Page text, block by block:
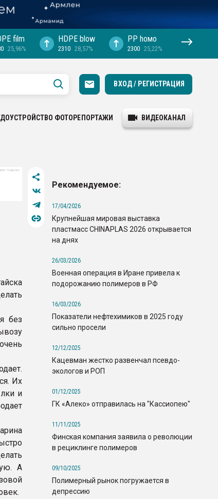
film
25,96%
HDPE blow
2310 28,57%
PP hомо
2300 25,22%
ВХОД / РЕГИСТРАЦИЯ
ФОТОРЕПОРТАЖИ ВИДЕОКАНАЛ
без
Их
и
А
Рекомендуемое:
17/04/2026
Крупнейшая мировая выставка
пластмасс CHINAPLAS 2026 открывается
на днях
26/03/2026
Военная операция в Иране привела к
подорожанию полимеров в РФ
16/03/2026
Показатели нефтехимиков в 2025 году
сильно просели
12/12/2025
Кацевман жестко развенчал псевдо-
экологов и РОП
01/12/2025
ГК «Алеко» отправилась на "Кассиопею"
11/11/2025
Финская компания заявила о революции
в рециклинге полимеров
09/10/2025
Полимерный рынок погружается в
депрессию